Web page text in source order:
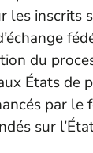
les inscrits
du
États de
par le
sur